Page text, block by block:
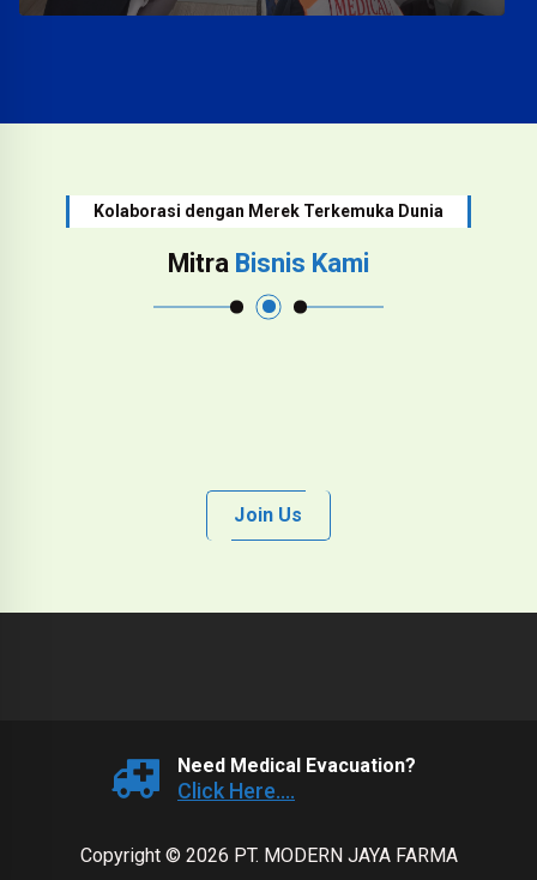
Kolaborasi dengan Merek Terkemuka Dunia
Mitra Bisnis Kami
Join Us
Need Medical Evacuation?
Click Here....
Copyright © 2026 PT. MODERN JAYA FARMA